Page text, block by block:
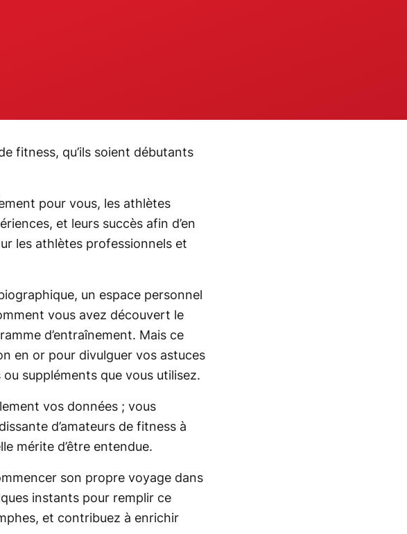
fitness, qu’ils soient débutants
pour vous, les athlètes
et leurs succès afin d’en
les athlètes professionnels et
un espace personnel
vous avez découvert le
d’entraînement. Mais ce
en or pour divulguer vos astuces
suppléments que vous utilisez.
vos données ; vous
d’amateurs de fitness à
mérite d’être entendue.
son propre voyage dans
instants pour remplir ce
et contribuez à enrichir